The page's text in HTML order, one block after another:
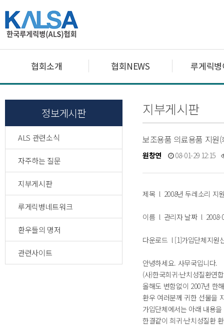
협회소개 협회NEWS 루게릭
정보게시판
ALS 관련소식
자주하는 질문
지부게시판
루게릭병네트워크
환우들의 명저
관련사이트
지부게시판
보조용품 의료용품 지원
원창연 08-01-29 12:15
제목 l 2008년 두레소리 지
이름 l 관리자 날짜 l 2008-
다운로드 l [1]가입단체지
안녕하세요. 사무국입니다.
(사)한국희귀·난치성질환연
올해도 변함없이 2007년 한
환우 여러분께 귀한 선물을
가입단체에서는 아래 내용
한결같이 희귀·난치성질환